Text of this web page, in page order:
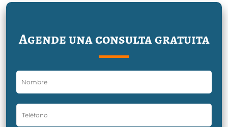
Agende una consulta gratuita